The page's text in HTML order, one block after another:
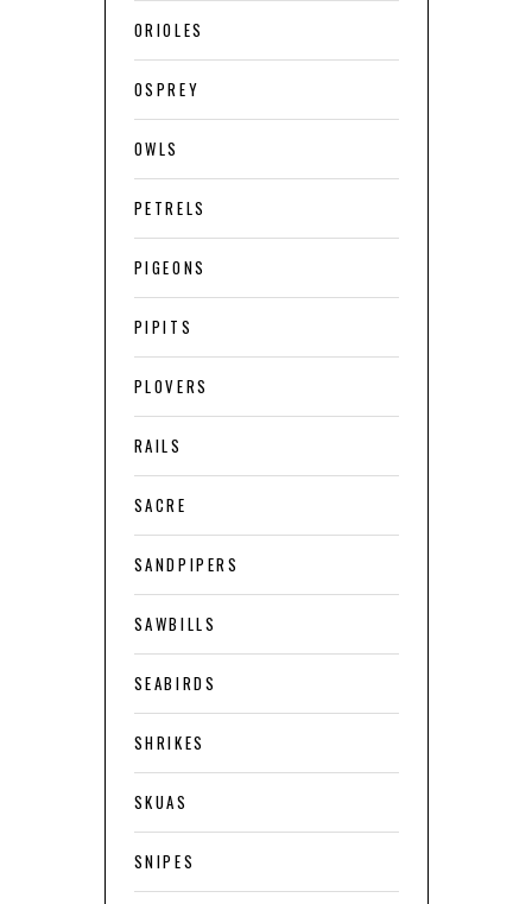
ORIOLES
OSPREY
OWLS
PETRELS
PIGEONS
PIPITS
PLOVERS
RAILS
SACRE
SANDPIPERS
SAWBILLS
SEABIRDS
SHRIKES
SKUAS
SNIPES